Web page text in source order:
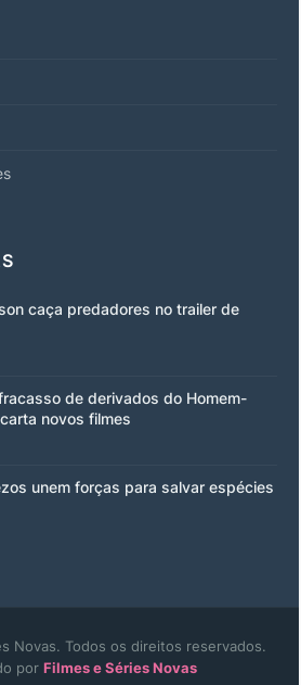
caça predadores no trailer de
de derivados do Homem-
novos filmes
unem forças para salvar espécies
Novas. Todos os direitos reservados.
por Filmes e Séries Novas